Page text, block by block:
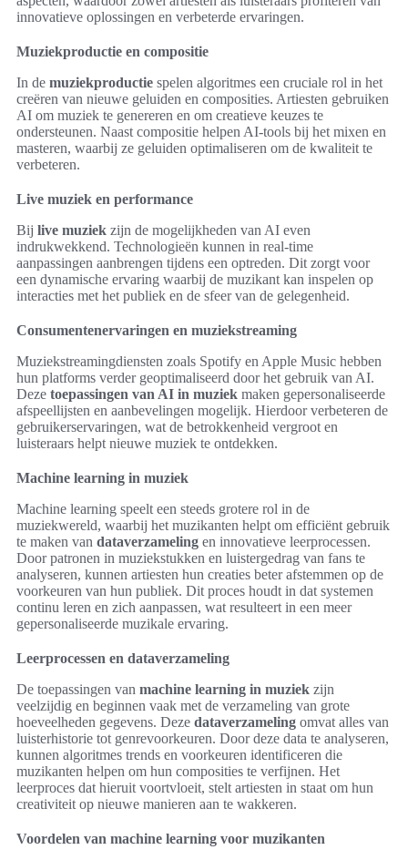
innovatieve oplossingen en verbeterde ervaringen.
Muziekproductie en compositie
In de muziekproductie spelen algoritmes een cruciale rol in het
creëren van nieuwe geluiden en composities. Artiesten gebruiken
AI om muziek te genereren en om creatieve keuzes te
ondersteunen. Naast compositie helpen AI-tools bij het mixen en
masteren, waarbij ze geluiden optimaliseren om de kwaliteit te
verbeteren.
Live muziek en performance
Bij live muziek zijn de mogelijkheden van AI even
indrukwekkend. Technologieën kunnen in real-time
aanpassingen aanbrengen tijdens een optreden. Dit zorgt voor
een dynamische ervaring waarbij de muzikant kan inspelen op
interacties met het publiek en de sfeer van de gelegenheid.
Consumentenervaringen en muziekstreaming
Muziekstreamingdiensten zoals Spotify en Apple Music hebben
hun platforms verder geoptimaliseerd door het gebruik van AI.
Deze toepassingen van AI in muziek maken gepersonaliseerde
afspeellijsten en aanbevelingen mogelijk. Hierdoor verbeteren de
gebruikerservaringen, wat de betrokkenheid vergroot en
luisteraars helpt nieuwe muziek te ontdekken.
Machine learning in muziek
Machine learning speelt een steeds grotere rol in de
muziekwereld, waarbij het muzikanten helpt om efficiënt gebruik
te maken van dataverzameling en innovatieve leerprocessen.
Door patronen in muziekstukken en luistergedrag van fans te
analyseren, kunnen artiesten hun creaties beter afstemmen op de
voorkeuren van hun publiek. Dit proces houdt in dat systemen
continu leren en zich aanpassen, wat resulteert in een meer
gepersonaliseerde muzikale ervaring.
Leerprocessen en dataverzameling
De toepassingen van machine learning in muziek zijn
veelzijdig en beginnen vaak met de verzameling van grote
hoeveelheden gegevens. Deze dataverzameling omvat alles van
luisterhistorie tot genrevoorkeuren. Door deze data te analyseren,
kunnen algoritmes trends en voorkeuren identificeren die
muzikanten helpen om hun composities te verfijnen. Het
leerproces dat hieruit voortvloeit, stelt artiesten in staat om hun
creativiteit op nieuwe manieren aan te wakkeren.
Voordelen van machine learning voor muzikanten